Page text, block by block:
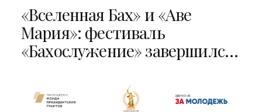
«Вселенная Бах» и «Аве
Мария»: фестиваль
«Бахослужение» завершился